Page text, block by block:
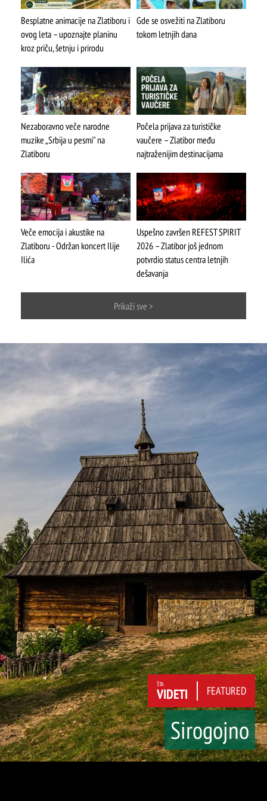
Besplatne animacije na Zlatiboru i
ovog leta – upoznajte planinu
kroz priču, šetnju i prirodu
Gde se osvežiti na Zlatiboru
tokom letnjih dana
Nezaboravno veče narodne
muzike „Srbija u pesmi" na
Zlatiboru
Počela prijava za turističke
vaučere – Zlatibor među
najtraženijim destinacijama
Veče emocija i akustike na
Zlatiboru - Održan koncert Ilije
Ilića
Uspešno završen REFEST SPIRIT
2026 – Zlatibor još jednom
potvrdio status centra letnjih
dešavanja
Prikaži sve >
ŠTA
VIDETI
Mokra gora
ŠTA
VIDETI FEATURED
Sirogojno